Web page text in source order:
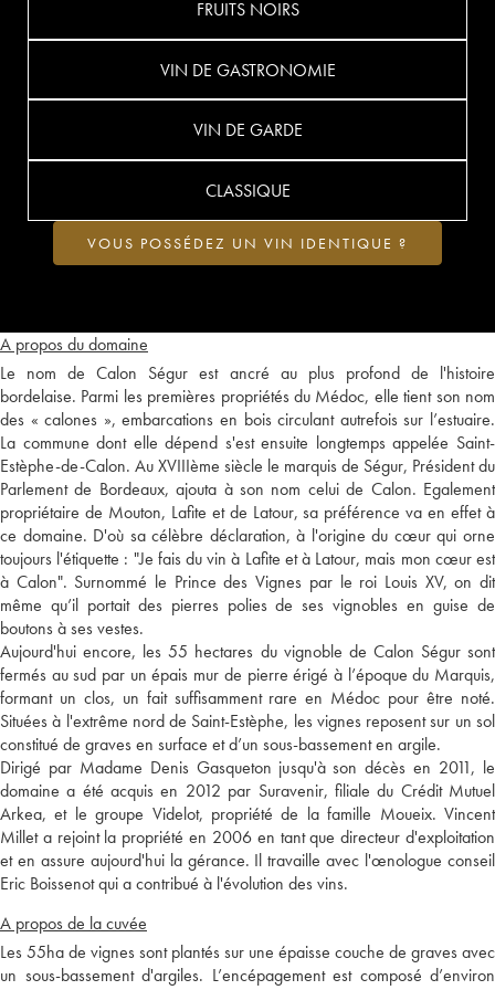
A propos du domaine
Le nom de Calon Ségur est ancré au plus profond de l'histoire
bordelaise. Parmi les premières propriétés du Médoc, elle tient son nom
des « calones », embarcations en bois circulant autrefois sur l’estuaire.
La commune dont elle dépend s'est ensuite longtemps appelée Saint-
Estèphe-de-Calon. Au XVIIIème siècle le marquis de Ségur, Président du
Parlement de Bordeaux, ajouta à son nom celui de Calon. Egalement
propriétaire de Mouton, Lafite et de Latour, sa préférence va en effet à
ce domaine. D'où sa célèbre déclaration, à l'origine du cœur qui orne
toujours l'étiquette : "Je fais du vin à Lafite et à Latour, mais mon cœur est
à Calon". Surnommé le Prince des Vignes par le roi Louis XV, on dit
même qu’il portait des pierres polies de ses vignobles en guise de
boutons à ses vestes.
Aujourd'hui encore, les 55 hectares du vignoble de Calon Ségur sont
fermés au sud par un épais mur de pierre érigé à l’époque du Marquis,
formant un clos, un fait suffisamment rare en Médoc pour être noté.
Situées à l'extrême nord de Saint-Estèphe, les vignes reposent sur un sol
constitué de graves en surface et d’un sous-bassement en argile.
Dirigé par Madame Denis Gasqueton jusqu'à son décès en 2011, le
domaine a été acquis en 2012 par Suravenir, filiale du Crédit Mutuel
Arkea, et le groupe Videlot, propriété de la famille Moueix. Vincent
Millet a rejoint la propriété en 2006 en tant que directeur d'exploitation
et en assure aujourd'hui la gérance. Il travaille avec l'œnologue conseil
Eric Boissenot qui a contribué à l'évolution des vins.
A propos de la cuvée
Les 55ha de vignes sont plantés sur une épaisse couche de graves avec
un sous-bassement d'argiles. L’encépagement est composé d’environ
FRUITS NOIRS
VIN DE GASTRONOMIE
VIN DE GARDE
CLASSIQUE
VOUS POSSÉDEZ UN VIN IDENTIQUE ?